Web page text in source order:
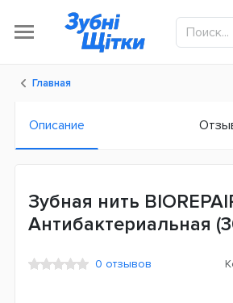
Главная
Описание
Зубная нить
Антибактериальная
0 отзывов